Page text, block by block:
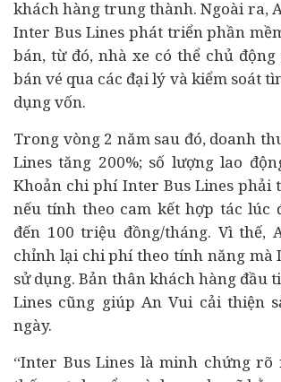
khách hàng trung thành. Ngoài ra,
Inter Bus Lines phát triển phần
bán, từ đó, nhà xe có thể chủ
bán vé qua các đại lý và kiểm soát
dụng vốn.
Trong vòng 2 năm sau đó, doanh
Lines tăng 200%; số lượng lao
Khoản chi phí Inter Bus Lines phải
nếu tính theo cam kết hợp tác lúc
đến 100 triệu đồng/tháng. Vì thế,
chỉnh lại chi phí theo tính năng mà
sử dụng. Bản thân khách hàng đầu
Lines cũng giúp An Vui cải thiện
ngày.
“Inter Bus Lines là minh chứng rõ